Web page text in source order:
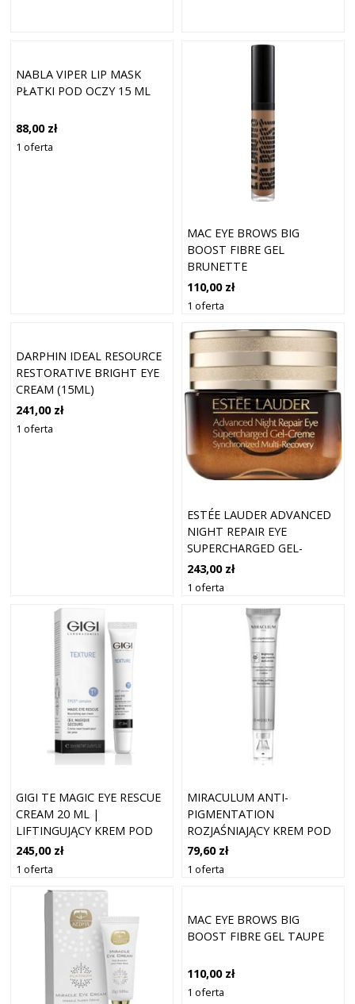
NABLA VIPER LIP MASK
PŁATKI POD OCZY 15 ML
88,00 zł
1 oferta
MAC EYE BROWS BIG
BOOST FIBRE GEL
BRUNETTE
110,00 zł
1 oferta
DARPHIN IDEAL RESOURCE
RESTORATIVE BRIGHT EYE
CREAM (15ML)
241,00 zł
1 oferta
ESTÉE LAUDER ADVANCED
NIGHT REPAIR EYE
SUPERCHARGED GEL-
CREME SYNCRONIZED
MULTI-RECOVERY (15 ML)
243,00 zł
1 oferta
GIGI TE MAGIC EYE RESCUE
CREAM 20 ML |
LIFTINGUJĄCY KREM POD
OCZY
245,00 zł
1 oferta
MIRACULUM ANTI-
PIGMENTATION
ROZJAŚNIAJĄCY KREM POD
OCZY PRZECIW CIENIOM I
OBRZĘKOM 15 ML
79,60 zł
1 oferta
MAC EYE BROWS BIG
BOOST FIBRE GEL TAUPE
110,00 zł
1 oferta